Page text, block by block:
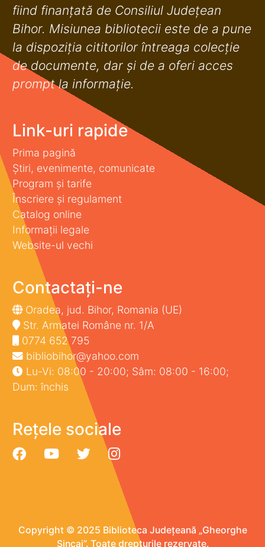
fiind finanţată de Consiliul Judeţean
Bihor. Misiunea bibliotecii este de a pune
la dispoziţia cititorilor întreaga colecţie
de documente, dar şi de a oferi acces
prompt la informaţie.
Link-uri rapide
Prima pagină
Știri, evenimente, comunicate
Program și tarife
Înscriere și regulament
Catalog online
Informații legale
Website-ul vechi
Contactați-ne
Oradea, jud. Bihor, Romania (UE)
Str. Armatei Române nr. 1/A
0774 652 795
bibliobihor@yahoo.com
Lu-Vi: 08:00 - 20:00; Sâm: 08:00 - 16:00;
Dum: închis
Rețele sociale
Copyright © 2025 Biblioteca Județeană „Gheorghe
Șincai”. Toate drepturile rezervate.